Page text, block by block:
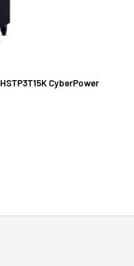
CyberPower